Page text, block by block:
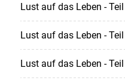
Lust auf das Leben -
Lust auf das Leben -
Lust auf das Leben -